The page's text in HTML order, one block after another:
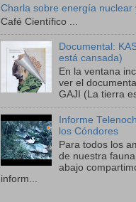
Charla sobre energía nuclear
Café Científico ...
Documental:
está cansada)
En la ventana
ver el
GAJI (La tierra
Informe
los Cóndores
Para todos los
de nuestra
abajo
inform...